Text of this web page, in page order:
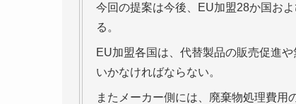
今回の提案は今後、EU加盟28か国お
る。
EU加盟各国は、代替製品の販売促進
いかなければならない。
またメーカー側には、廃棄物処理費用